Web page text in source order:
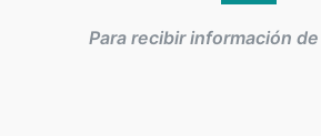
Para recibir información